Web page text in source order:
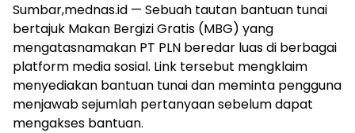
Sumbar,mednas.id — Sebuah tautan bantuan tunai
bertajuk Makan Bergizi Gratis (MBG) yang
mengatasnamakan PT PLN beredar luas di berbagai
platform media sosial. Link tersebut mengklaim
menyediakan bantuan tunai dan meminta pengguna
menjawab sejumlah pertanyaan sebelum dapat
mengakses bantuan.